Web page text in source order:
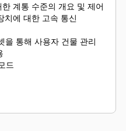
계통 수준의 개요 및 제어
치에 대한 고속 통신
을 통해 사용자 건물 관리
드